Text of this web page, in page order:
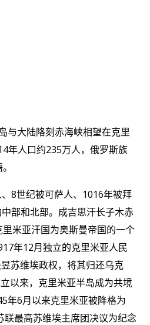
与大陆䧄刻赤海峡相望在克里
年人口约235万人，俄罗斯族
8世纪被可萨人、 1016年被拜
部和北部。成吉思汗长子木赤
里米亚汗国为奥斯曼帝国的一个
年12月独立的克里米亚人民
苏维埃政权，将其归还乌克
以来，克里米亚半岛成为共境
年6月以来克里米亚被降格为
最高苏维埃主席团决议为纪念